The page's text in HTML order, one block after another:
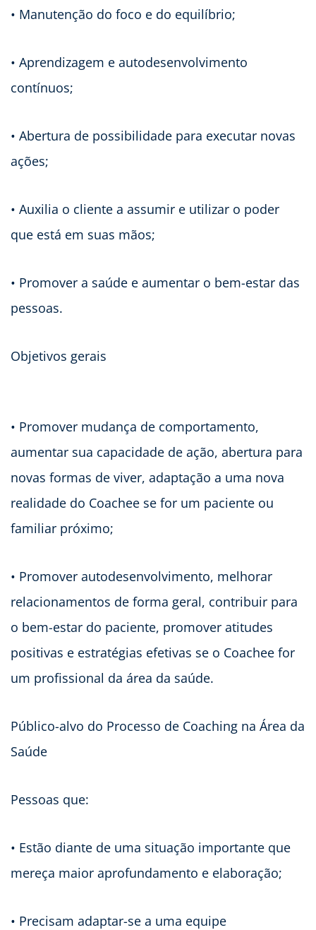
• Manutenção do foco e do equilíbrio;
• Aprendizagem e autodesenvolvimento
contínuos;
• Abertura de possibilidade para executar novas
ações;
• Auxilia o cliente a assumir e utilizar o poder
que está em suas mãos;
• Promover a saúde e aumentar o bem-estar das
pessoas.
Objetivos gerais
• Promover mudança de comportamento,
aumentar sua capacidade de ação, abertura para
novas formas de viver, adaptação a uma nova
realidade do Coachee se for um paciente ou
familiar próximo;
• Promover autodesenvolvimento, melhorar
relacionamentos de forma geral, contribuir para
o bem-estar do paciente, promover atitudes
positivas e estratégias efetivas se o Coachee for
um profissional da área da saúde.
Público-alvo do Processo de Coaching na Área da
Saúde
Pessoas que:
• Estão diante de uma situação importante que
mereça maior aprofundamento e elaboração;
• Precisam adaptar-se a uma equipe